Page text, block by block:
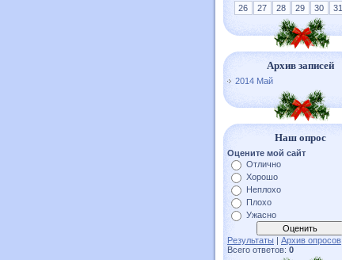
26
27 28 29 30 31
Архив записей
2014 Май
Наш опрос
Оцените мой сайт
Отлично
Хорошо
Неплохо
Плохо
Ужасно
Результаты | Архив опросов
Всего ответов: 0